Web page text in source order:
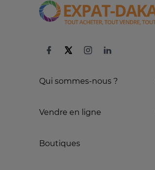
Qui sommes-nous ?
Vendre en ligne
Boutiques